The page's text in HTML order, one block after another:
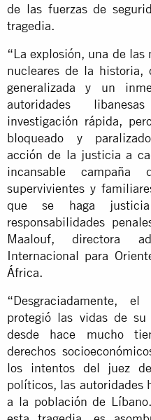
de las fuerzas de
tragedia.
“La explosión, una de las
nucleares de la historia,
generalizada y un
autoridades
investigación rápida,
bloqueado y
acción de la justicia a
incansable
supervivientes y
que se haga
responsabilidades
Maalouf, directora
Internacional para
África.
“Desgraciadamente,
protegió las vidas de
desde hace mucho
derechos
los intentos del juez
políticos, las autoridades
a la población de